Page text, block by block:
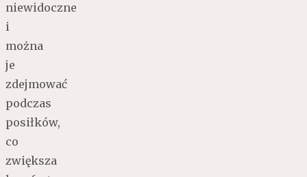
niewidoczne
i
można
je
zdejmować
podczas
posiłków,
co
zwiększa